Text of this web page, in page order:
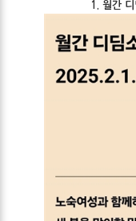
1. 월간